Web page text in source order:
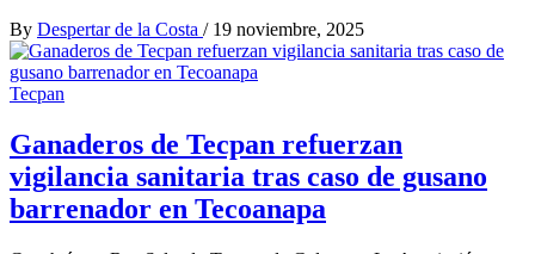
By Despertar de la Costa / 19 noviembre, 2025
Tecpan
Ganaderos de Tecpan refuerzan
vigilancia sanitaria tras caso de gusano
barrenador en Tecoanapa